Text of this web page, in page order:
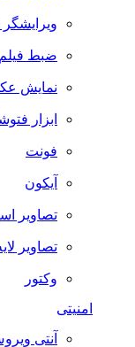
ویرایشگر
ضبط
نمایش
ابزار
فونت
آیکون
تصاویر
تصاویر
وکتور
امنیتی
آنتی